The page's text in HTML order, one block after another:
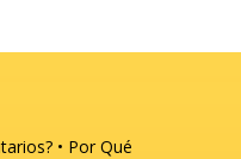
Por Qué